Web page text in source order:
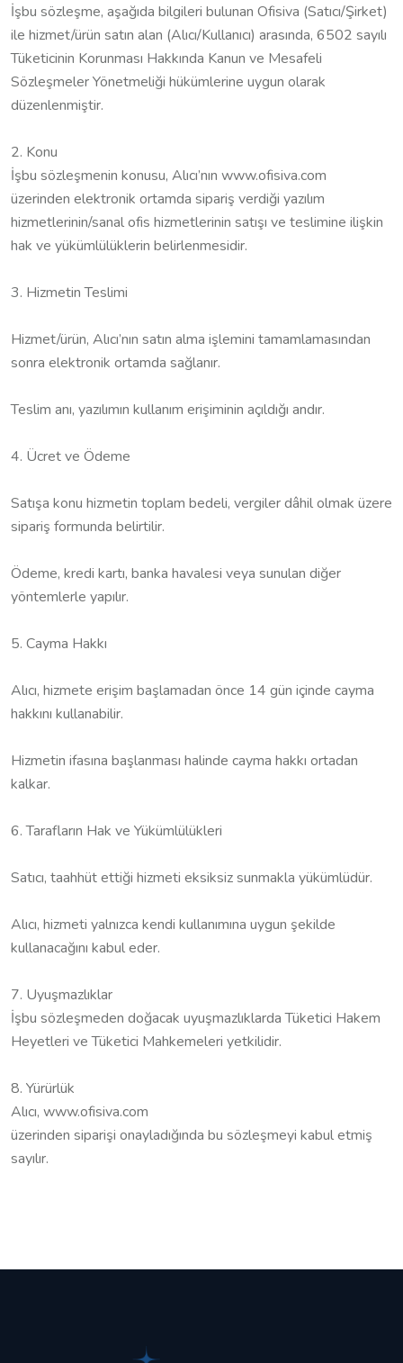
İşbu sözleşme, aşağıda bilgileri bulunan Ofisiva (Satıcı/Şirket)
ile hizmet/ürün satın alan (Alıcı/Kullanıcı) arasında, 6502 sayılı
Tüketicinin Korunması Hakkında Kanun ve Mesafeli
Sözleşmeler Yönetmeliği hükümlerine uygun olarak
düzenlenmiştir.
2. Konu
İşbu sözleşmenin konusu, Alıcı’nın www.ofisiva.com
üzerinden elektronik ortamda sipariş verdiği yazılım
hizmetlerinin/sanal ofis hizmetlerinin satışı ve teslimine ilişkin
hak ve yükümlülüklerin belirlenmesidir.
3. Hizmetin Teslimi
Hizmet/ürün, Alıcı’nın satın alma işlemini tamamlamasından
sonra elektronik ortamda sağlanır.
Teslim anı, yazılımın kullanım erişiminin açıldığı andır.
4. Ücret ve Ödeme
Satışa konu hizmetin toplam bedeli, vergiler dâhil olmak üzere
sipariş formunda belirtilir.
Ödeme, kredi kartı, banka havalesi veya sunulan diğer
yöntemlerle yapılır.
5. Cayma Hakkı
Alıcı, hizmete erişim başlamadan önce 14 gün içinde cayma
hakkını kullanabilir.
Hizmetin ifasına başlanması halinde cayma hakkı ortadan
kalkar.
6. Tarafların Hak ve Yükümlülükleri
Satıcı, taahhüt ettiği hizmeti eksiksiz sunmakla yükümlüdür.
Alıcı, hizmeti yalnızca kendi kullanımına uygun şekilde
kullanacağını kabul eder.
7. Uyuşmazlıklar
İşbu sözleşmeden doğacak uyuşmazlıklarda Tüketici Hakem
Heyetleri ve Tüketici Mahkemeleri yetkilidir.
8. Yürürlük
Alıcı, www.ofisiva.com
üzerinden siparişi onayladığında bu sözleşmeyi kabul etmiş
sayılır.